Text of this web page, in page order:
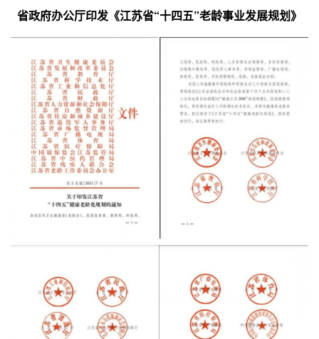
省政府办公厅印发《江苏省“十四五”老龄事业发展规划》